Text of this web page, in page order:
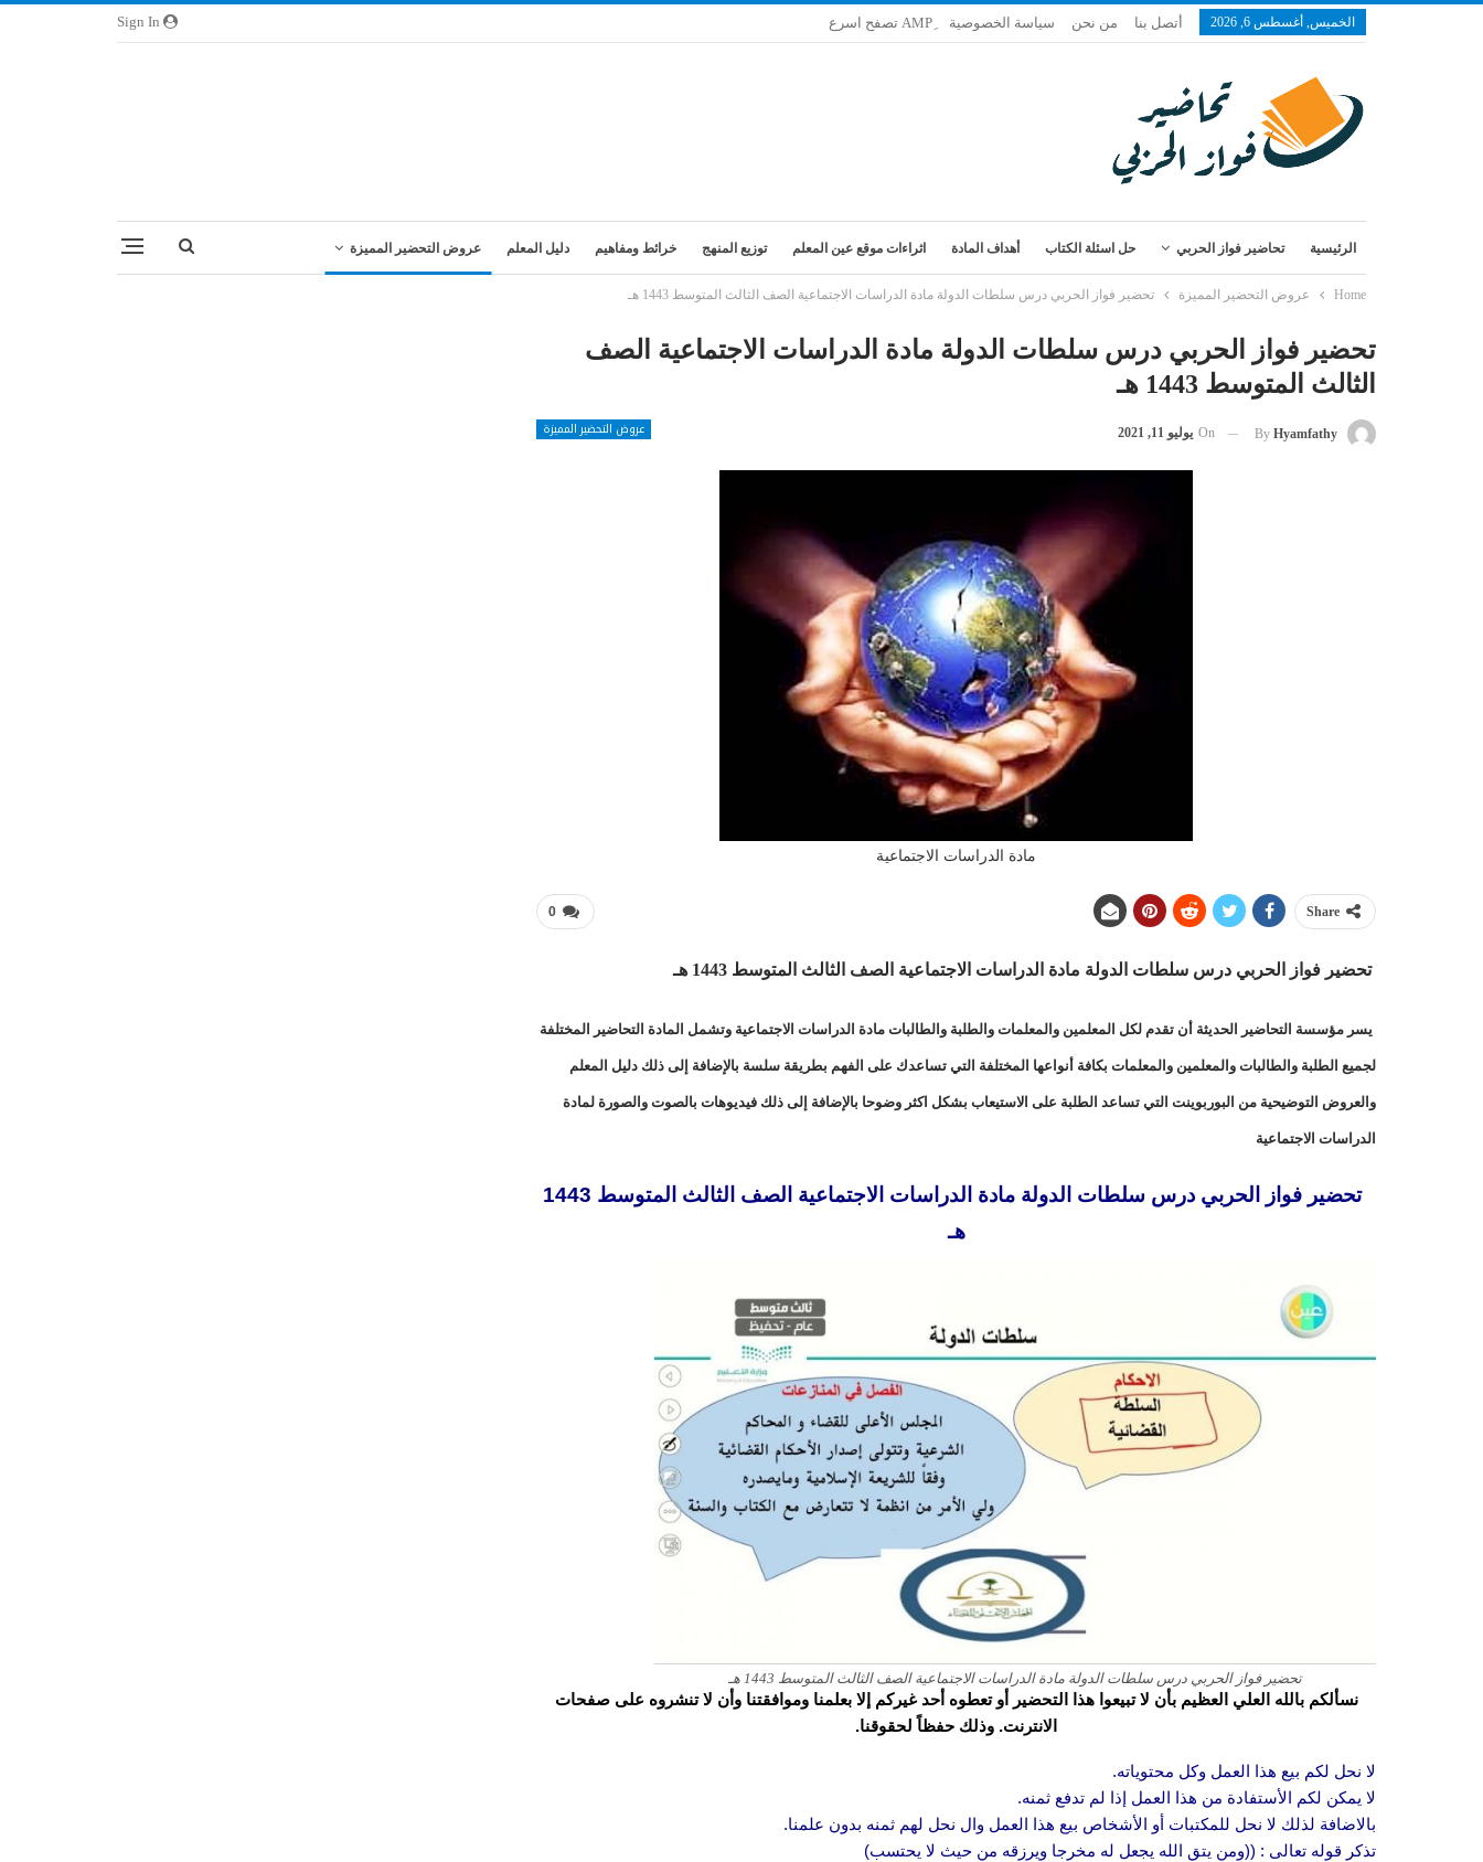
الخميس, أغسطس 6, 2026 أتصل بنا من نحن سياسة الخصوصية
الرئيسية تحاضير فواز الحربي حل اسئلة الكتاب أهداف المادة اثراءات موقع عين المعلم توزيع المنهج خرائط ومفاهيم دليل المعلم عروض التحضير المميزة
Home عروض التحضير المميزة تحضير فواز الحربي درس سلطات الدولة مادة الدراسات الاجتماعية الصف الثالث المتوسط 1443 هـ
تحضير فواز الحربي درس سلطات الدولة مادة الدراسات الاجتماعية الصف
الثالث المتوسط 1443 هـ
عروض التحضير المميزة By Hyamfathy
On يوليو 11, 2021
مادة الدراسات الاجتماعية
0 Share
تحضير فواز الحربي درس سلطات الدولة مادة الدراسات الاجتماعية الصف الثالث المتوسط 1443 هـ
يسر مؤسسة التحاضير الحديثة أن تقدم لكل المعلمين والمعلمات والطلبة والطالبات مادة الدراسات الاجتماعية وتشمل المادة التحاضير المختلفة
لجميع الطلبة والطالبات والمعلمين والمعلمات بكافة أنواعها المختلفة التي تساعدك على الفهم بطريقة سلسة بالإضافة إلى ذلك دليل المعلم
والعروض التوضيحية من البوربوينت التي تساعد الطلبة على الاستيعاب بشكل اكثر وضوحا بالإضافة إلى ذلك فيديوهات بالصوت والصورة لمادة
الدراسات الاجتماعية
تحضير فواز الحربي درس سلطات الدولة مادة الدراسات الاجتماعية الصف الثالث المتوسط 1443
هـ
تحضير فواز الحربي درس سلطات الدولة مادة الدراسات الاجتماعية الصف الثالث المتوسط 1443 هـ
نسألكم بالله العلي العظيم بأن لا تبيعوا هذا التحضير أو تعطوه أحد غيركم إلا بعلمنا وموافقتنا وأن لا تنشروه على صفحات
الانترنت. وذلك حفظاً لحقوقنا.
لا نحل لكم بيع هذا العمل وكل محتوياته.
لا يمكن لكم الأستفادة من هذا العمل إذا لم تدفع ثمنه.
بالاضافة لذلك لا نحل للمكتبات أو الأشخاص بيع هذا العمل وال نحل لهم ثمنه بدون علمنا.
تذكر قوله تعالى : ((ومن يتق الله يجعل له مخرجا ويرزقه من حيث لا يحتسب)